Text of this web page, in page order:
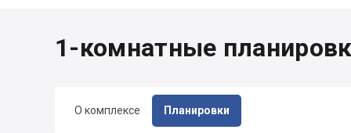
О комплексе Планировки
1-комнатные